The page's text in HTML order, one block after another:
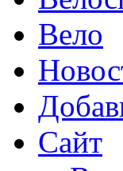
Вело
Сайт